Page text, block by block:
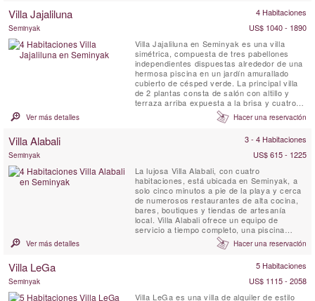
Villa Jajaliluna 4 Habitaciones
Seminyak
US$ 1040 - 1890
Villa Jajaliluna en Seminyak es una villa
simétrica, compuesta de tres pabellones
independientes dispuestas alrededor de una
hermosa piscina en un jardín amurallado
cubierto de césped verde. La principal villa
de 2 plantas consta de salón con altillo y
terraza arriba expuesta a la brisa y cuatro
dormitorios con baños en suite. También hay
una sala de estar que sirve también como
comedor. Con un ambiente espacioso y
Ver más detalles Hacer una reservación
Villa Alabali 3 - 4 Habitaciones
Seminyak
US$ 615 - 1225
La lujosa Villa Alabali, con cuatro
habitaciones, está ubicada en Seminyak, a
solo cinco minutos a pie de la playa y cerca
de numerosos restaurantes de alta cocina,
bares, boutiques y tiendas de artesanía
local. Villa Alabali ofrece un equipo de
servicio a tiempo completo, una piscina
privada y habitaciones con aire
acondicionado, garantizando una estancia
Ver más detalles Hacer una reservación
Villa LeGa 5 Habitaciones
Seminyak
US$ 1115 - 2058
Villa LeGa es una villa de alquiler de estilo